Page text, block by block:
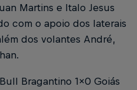
Martins e Italo Jesus
com o apoio dos laterais
dos volantes André,
Bragantino 1x0 Goiás